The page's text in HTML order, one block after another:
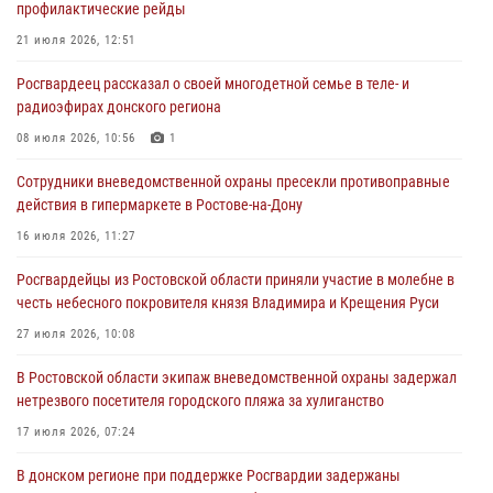
В Ростовской области экипаж вневедомственной охраны задержал
17 июля 2026, 07:24
Сотрудники вневедомственной охраны пресекли противоправные
16 июля 2026, 11:27
Конкурс профессионального мастерства взрывотехников прошел в
15 июля 2026, 06:39
профилактические рейды
21 июля 2026, 12:51
Росгвардеец рассказал о своей многодетной семье в теле- и
радиоэфирах донского региона
08 июля 2026, 10:56 1
Сотрудники вневедомственной охраны пресекли противоправные
действия в гипермаркете в Ростове-на-Дону
16 июля 2026, 11:27
Росгвардейцы из Ростовской области приняли участие в молебне в
честь небесного покровителя князя Владимира и Крещения Руси
27 июля 2026, 10:08
В Ростовской области экипаж вневедомственной охраны задержал
нетрезвого посетителя городского пляжа за хулиганство
17 июля 2026, 07:24
В донском регионе при поддержке Росгвардии задержаны